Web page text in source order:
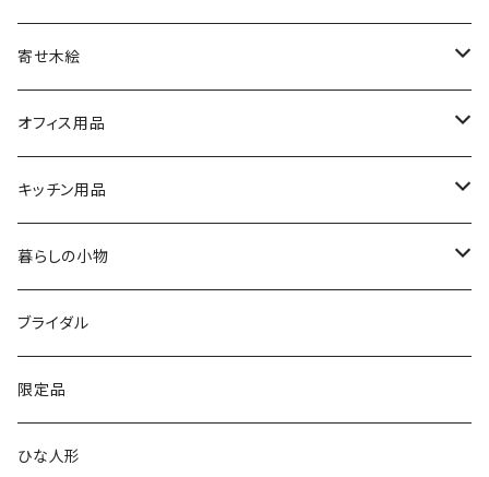
シルバーリングタイプ
シルバーリングタイプ
シルバーリングプレミアム
文字盤ツートンタイプ
寄木タイプ
プレミアムタイプ
腕時計用ディスプレイ
ふくろう時計
振り子時計
丸型・耳付き振り子時計
切り株振り子時計
掛置時計
MARU時計
寄せ木絵
ふくろう
風景
思い出
オフィス用品
USBメモリー
銘木シリーズ
アートシリーズ
ICカードケース
シンプル
窓付き
IDカードケース
窓付き
名刺サイズ
クリップボード
キッチン用品
カッティングボード
暮らしの小物
スイッチプレート
標準
ワイド
表札
ペーパーホルダー
ブライダル
限定品
ひな人形